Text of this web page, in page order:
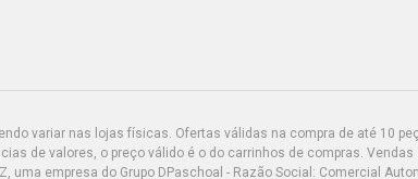
variar nas lojas físicas. Ofertas válidas na compra de até 10
de valores, o preço válido é o do carrinhos de compras.
uma empresa do Grupo DPaschoal - Razão Social: Comercial